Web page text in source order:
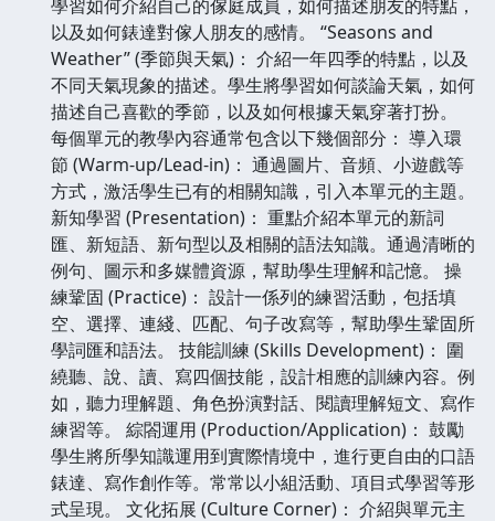
學習如何介紹自己的傢庭成員，如何描述朋友的特點，
以及如何錶達對傢人朋友的感情。 “Seasons and
Weather” (季節與天氣)： 介紹一年四季的特點，以及
不同天氣現象的描述。學生將學習如何談論天氣，如何
描述自己喜歡的季節，以及如何根據天氣穿著打扮。
每個單元的教學內容通常包含以下幾個部分： 導入環
節 (Warm-up/Lead-in)： 通過圖片、音頻、小遊戲等
方式，激活學生已有的相關知識，引入本單元的主題。
新知學習 (Presentation)： 重點介紹本單元的新詞
匯、新短語、新句型以及相關的語法知識。通過清晰的
例句、圖示和多媒體資源，幫助學生理解和記憶。 操
練鞏固 (Practice)： 設計一係列的練習活動，包括填
空、選擇、連綫、匹配、句子改寫等，幫助學生鞏固所
學詞匯和語法。 技能訓練 (Skills Development)： 圍
繞聽、說、讀、寫四個技能，設計相應的訓練內容。例
如，聽力理解題、角色扮演對話、閱讀理解短文、寫作
練習等。 綜閤運用 (Production/Application)： 鼓勵
學生將所學知識運用到實際情境中，進行更自由的口語
錶達、寫作創作等。常常以小組活動、項目式學習等形
式呈現。 文化拓展 (Culture Corner)： 介紹與單元主